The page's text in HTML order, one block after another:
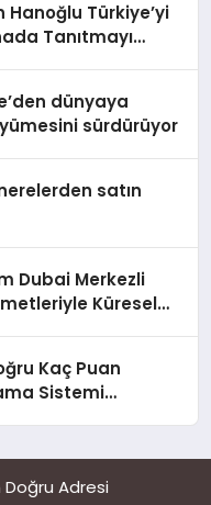
Hanoğlu Türkiye’yi
Tanıtmayı
dünyaya
sürdürüyor
satın
Dubai Merkezli
Küresel
Kaç Puan
Sistemi
Adresi